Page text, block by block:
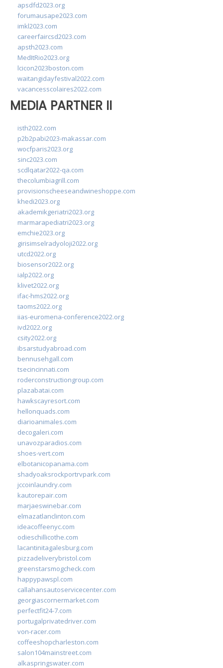
apsdfd2023.org
forumausape2023.com
imkl2023.com
careerfaircsd2023.com
apsth2023.com
MedItRio2023.org
lcicon2023boston.com
waitangidayfestival2022.com
vacancesscolaires2022.com
MEDIA PARTNER II
isth2022.com
p2b2pabi2023-makassar.com
wocfparis2023.org
sinc2023.com
scdlqatar2022-qa.com
thecolumbiagrill.com
provisionscheeseandwineshoppe.com
khedi2023.org
akademikgeriatri2023.org
marmarapediatri2023.org
emchie2023.org
girisimselradyoloji2022.org
utcd2022.org
biosensor2022.org
ialp2022.org
klivet2022.org
ifac-hms2022.org
taoms2022.org
iias-euromena-conference2022.org
ivd2022.org
csity2022.org
ibsarstudyabroad.com
bennusehgall.com
tsecincinnati.com
roderconstructiongroup.com
plazabatai.com
hawkscayresort.com
hellonquads.com
diarioanimales.com
decogaleri.com
unavozparadios.com
shoes-vert.com
elbotanicopanama.com
shadyoaksrockportrvpark.com
jccoinlaundry.com
kautorepair.com
marjaeswinebar.com
elmazatlanclinton.com
ideacoffeenyc.com
odieschillicothe.com
lacantinitagalesburg.com
pizzadeliverybristol.com
greenstarsmogcheck.com
happypawspl.com
callahansautoservicecenter.com
georgiascornermarket.com
perfectfit24-7.com
portugalprivatedriver.com
von-racer.com
coffeeshopcharleston.com
salon104mainstreet.com
alkaspringswater.com